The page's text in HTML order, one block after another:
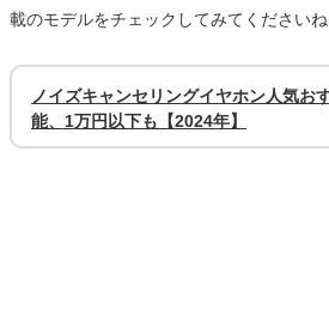
載のモデルをチェックしてみてくださいね
ノイズキャンセリングイヤホン人気お
能、1万円以下も【2024年】